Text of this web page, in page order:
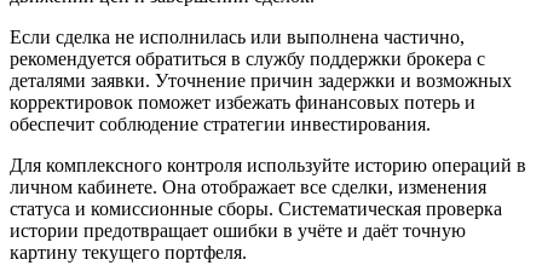
Если сделка не исполнилась или выполнена частично,
рекомендуется обратиться в службу поддержки брокера с
деталями заявки. Уточнение причин задержки и возможных
корректировок поможет избежать финансовых потерь и
обеспечит соблюдение стратегии инвестирования.
Для комплексного контроля используйте историю операций в
личном кабинете. Она отображает все сделки, изменения
статуса и комиссионные сборы. Систематическая проверка
истории предотвращает ошибки в учёте и даёт точную
картину текущего портфеля.